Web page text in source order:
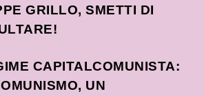
GRILLO, SMETTI DI
CAPITALCOMUNISTA:
UN